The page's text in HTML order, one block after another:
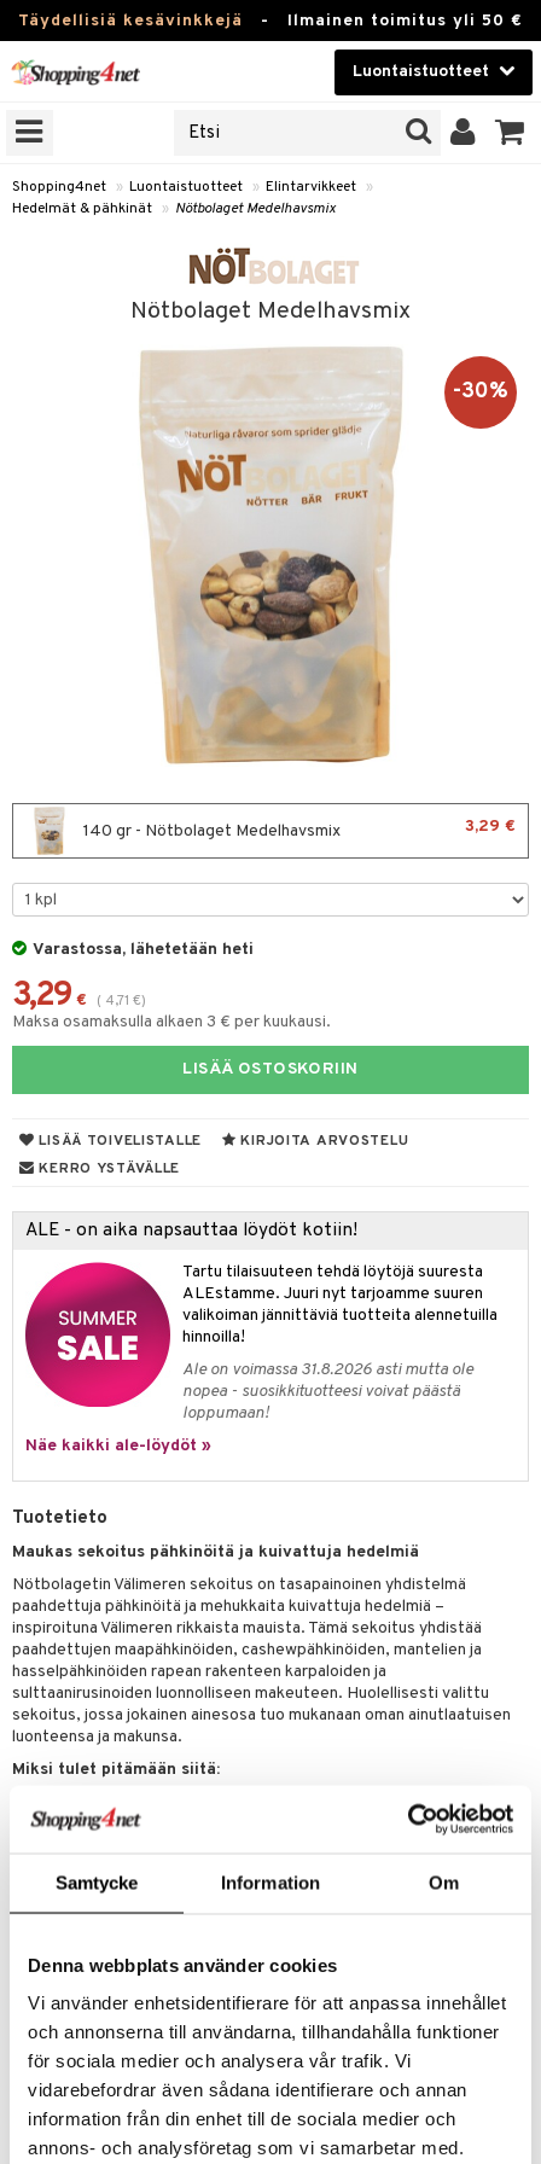
Samtycke Information Om
Denna webbplats använder cookies
Vi använder enhetsidentifierare för att anpassa innehållet
och annonserna till användarna, tillhandahålla funktioner
för sociala medier och analysera vår trafik. Vi
vidarebefordrar även sådana identifierare och annan
information från din enhet till de sociala medier och
annons- och analysföretag som vi samarbetar med.
Täydellisiä kesävinkkejä - Ilmainen toimitus yli 50 €
Luontaistuotteet
Kauneudenhoito
Piilolinssit
Lelut, Lapsi & Vauva
Tuotemerkkejä
Shopping4net » Luontaistuotteet » Elintarvikkeet »
Hedelmät & pähkinät » Nötbolaget Medelhavsmix
Nötbolaget Medelhavsmix
-30%
140 gr - Nötbolaget Medelhavsmix 3,29 €
Varastossa, lähetetään heti
3,29 € ( 4,71 €)
Maksa osamaksulla alkaen 3 € per kuukausi.
LISÄÄ OSTOSKORIIN
LISÄÄ TOIVELISTALLE
KIRJOITA ARVOSTELU
KERRO YSTÄVÄLLE
ALE - on aika napsauttaa löydöt kotiin!
Tartu tilaisuuteen tehdä löytöjä suuresta
ALEstamme. Juuri nyt tarjoamme suuren
valikoiman jännittäviä tuotteita alennetuilla
hinnoilla!
Ale on voimassa 31.8.2026 asti mutta ole
nopea - suosikkituotteesi voivat päästä
loppumaan!
Näe kaikki ale-löydöt »
Tuotetieto
Maukas sekoitus pähkinöitä ja kuivattuja hedelmiä
Nötbolagetin Välimeren sekoitus on tasapainoinen yhdistelmä
paahdettuja pähkinöitä ja mehukkaita kuivattuja hedelmiä –
inspiroituna Välimeren rikkaista mauista. Tämä sekoitus yhdistää
paahdettujen maapähkinöiden, cashewpähkinöiden, mantelien ja
hasselpähkinöiden rapean rakenteen karpaloiden ja
sulttaanirusinoiden luonnolliseen makeuteen. Huolellisesti valittu
sekoitus, jossa jokainen ainesosa tuo mukanaan oman ainutlaatuisen
luonteensa ja makunsa.
Miksi tulet pitämään siitä:
Ihana yhdistelmä paahdettuja pähkinöitä ja hedelmäistä makeutta
Täynnä makua ja rakennetta vaihtelevaan napostelukokemukseen
Välimeren sekoitus on maukas ja helppo tapa nauttia sekä pähkinöiden
Ainesosat
Paahdetut MAAPÄHKINÄT, paahdetut CASHEWPÄHKINÄT, kuivatut
karpalot (karpalot, sokeri, auringonkukkaöljy), paahdetut MANTELIT
kuorineen, sulttaanirusinat (rusinat, puuvillansiemenöljy), paahdetut
MANTELIT ilman kuorta ja paahdetut HASSENPÄHKINÄT. Voi sisältää
jäämiä muista PÄHKINÖISTÄ, GLUTEENISTA, SOIJASTA ja
MAITOTUOTTEISTA. Pakattu suojakaasuun.
& kynnet
tuotteet
hoito
jalat
hoito
hoito
tarvikkeet
hoito
öljyt
kuorinta
& imetys
& PMS
lihakset
käytettävät
intoleranssi
rasvahapot
vahvistavat
helpottava
nenä & kurkku
energiaa
& vastauksia